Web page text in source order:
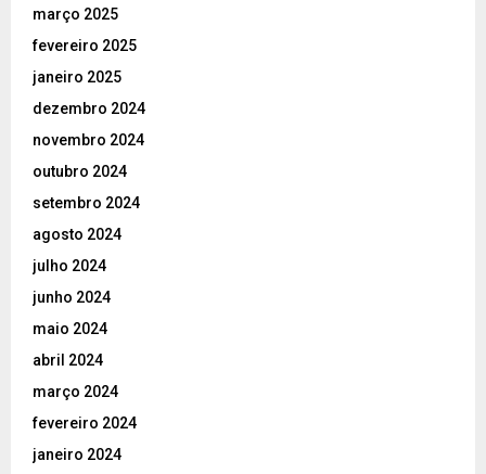
março 2025
fevereiro 2025
janeiro 2025
dezembro 2024
novembro 2024
outubro 2024
setembro 2024
agosto 2024
julho 2024
junho 2024
maio 2024
abril 2024
março 2024
fevereiro 2024
janeiro 2024